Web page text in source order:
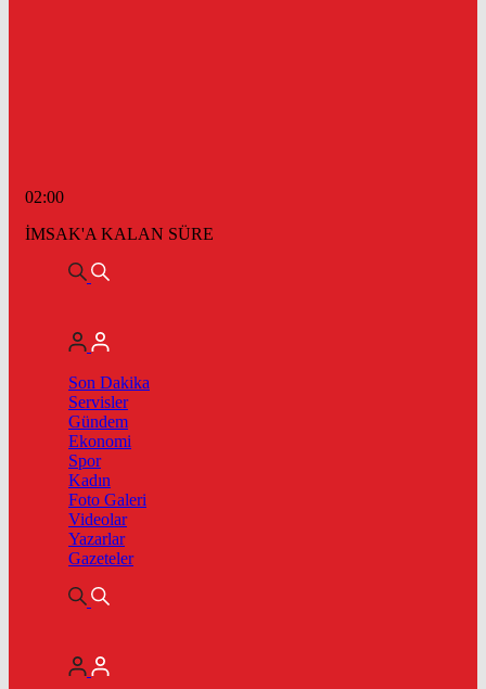
02:00
İMSAK'A KALAN SÜRE
Son Dakika
Servisler
Gündem
Ekonomi
Spor
Kadın
Foto Galeri
Videolar
Yazarlar
Gazeteler